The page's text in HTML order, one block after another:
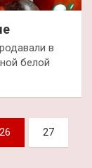
в
белой
26 27